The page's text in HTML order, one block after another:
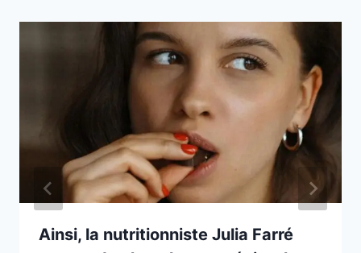
Ainsi, la nutritionniste Julia Farré